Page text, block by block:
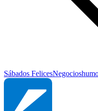
Sábados FelicesNegocios